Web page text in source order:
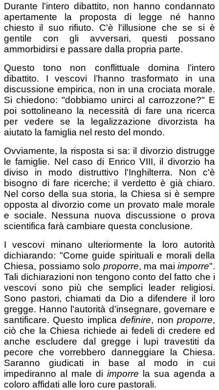
Durante l'intero dibattito, non hanno condannato
apertamente la proposta di legge né hanno
chiesto il suo rifiuto. C'è l'illusione che se si è
gentile con gli avversari, questi possano
ammorbidirsi e passare dalla propria parte.
Questo tono non conflittuale domina l’intero
dibattito. I vescovi l’hanno trasformato in una
discussione empirica, non in una crociata morale.
Si chiedono: "dobbiamo unirci al carrozzone?" E
poi sottolineano la necessità di fare una ricerca
per vedere se la legalizzazione divorzista ha
aiutato la famiglia nel resto del mondo.
Ovviamente, la risposta si sa: il divorzio distrugge
le famiglie. Nel caso di Enrico VIII, il divorzio ha
diviso in modo distruttivo l'Inghilterra. Non c'è
bisogno di fare ricerche; il verdetto è già chiaro.
Nel corso della sua storia, la Chiesa si è sempre
opposta al divorzio come un provato male morale
e sociale. Nessuna nuova discussione o prova
scientifica farà cambiare questa conclusione.
I vescovi minano ulteriormente la loro autorità
dichiarando: "Come guide spirituali e morali della
Chiesa, possiamo solo proporre, ma mai imporre".
Tali dichiarazioni non tengono conto del fatto che i
vescovi sono più che semplici leader religiosi.
Sono pastori, chiamati da Dio a difendere il loro
gregge. Hanno l'autorità d’insegnare, governare e
santificare. Questo implicadefinire, non proporre,
ciò che la Chiesa richiede ai fedeli di credere ed
anche escludere dal gregge i lupi travestiti da
pecore che vorrebbero danneggiare la Chiesa.
Saranno giudicati in base al modo in cui
impediranno al male di imporre
la sua agenda a
coloro affidati alle loro cure pastorali.